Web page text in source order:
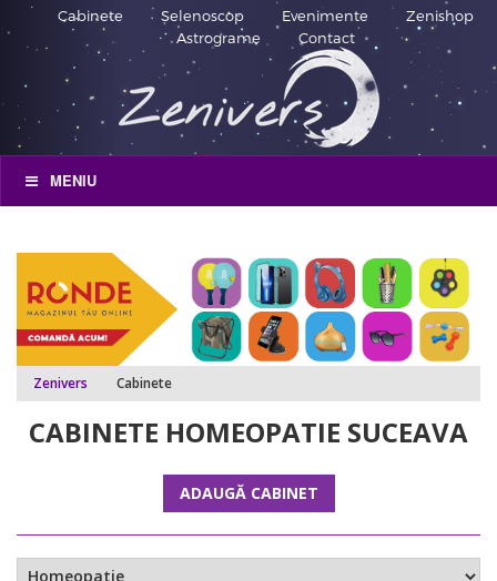
Cabinete Selenoscop Evenimente
Zenishop
Astrograme
Contact
MENIU
Zenivers Cabinete
CABINETE HOMEOPATIE SUCEAVA
ADAUGĂ CABINET